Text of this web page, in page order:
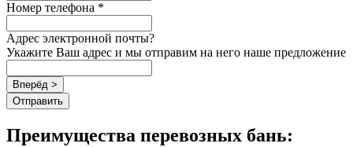
Номер телефона *
Адрес электронной почты?
Укажите Ваш адрес и мы отправим на него наше предложение
Вперёд >
Преимущества перевозных бань: